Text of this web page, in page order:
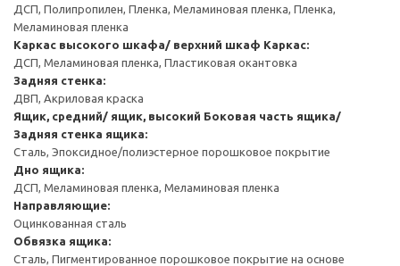
ДСП, Полипропилен, Пленка, Меламиновая пленка, Пленка,
Меламиновая пленка
Каркас высокого шкафа/ верхний шкаф Каркас:
ДСП, Меламиновая пленка, Пластиковая окантовка
Задняя стенка:
ДВП, Акриловая краска
Ящик, средний/ ящик, высокий Боковая часть ящика/
Задняя стенка ящика:
Сталь, Эпоксидное/полиэстерное порошковое покрытие
Дно ящика:
ДСП, Меламиновая пленка, Меламиновая пленка
Направляющие:
Оцинкованная сталь
Обвязка ящика:
Сталь, Пигментированное порошковое покрытие на основе